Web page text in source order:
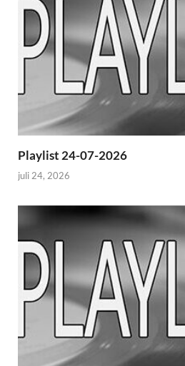
Playlist 24-07-2026
juli 24, 2026